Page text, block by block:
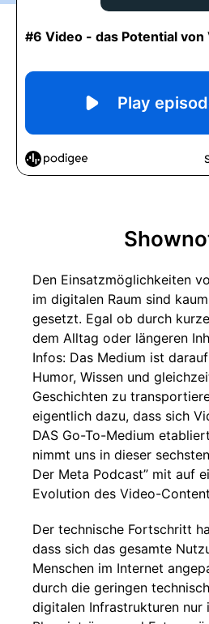
Den Einsatzmöglichkeiten
im digitalen Raum sind
gesetzt. Egal ob durch
dem Alltag oder längeren
Infos: Das Medium ist
Humor, Wissen und
Geschichten zu
eigentlich dazu, dass sich
DAS Go-To-Medium
nimmt uns in dieser
Der Meta Podcast” mit auf
Evolution des Video-
Der technische Fortschritt
dass sich das gesamte
Menschen im Internet
durch die geringen
digitalen Infrastrukturen nur